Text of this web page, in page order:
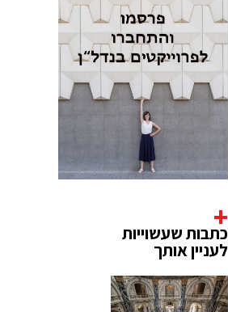
כתבות שעשוייות
לעניין אותך